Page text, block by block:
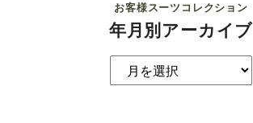
お客様スーツコレクション
年月別アーカイブ